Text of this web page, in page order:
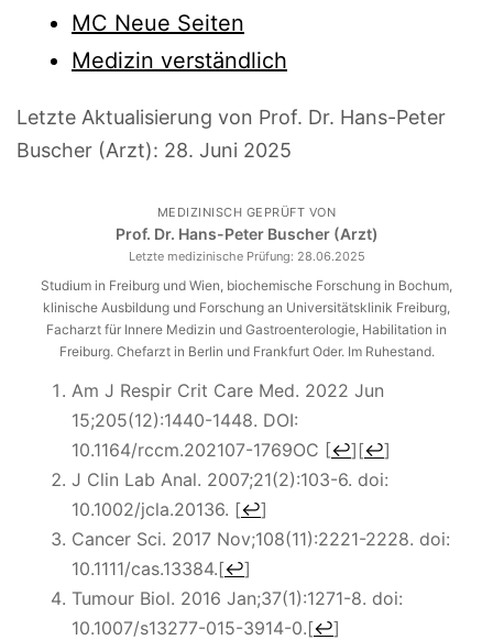
MC Neue Seiten
Medizin verständlich
Letzte Aktualisierung von Prof. Dr. Hans-Peter
Buscher (Arzt): 28. Juni 2025
MEDIZINISCH GEPRÜFT VON
Prof. Dr. Hans-Peter Buscher (Arzt)
Letzte medizinische Prüfung: 28.06.2025
Studium in Freiburg und Wien, biochemische Forschung in Bochum,
klinische Ausbildung und Forschung an Universitätsklinik Freiburg,
Facharzt für Innere Medizin und Gastroenterologie, Habilitation in
Freiburg. Chefarzt in Berlin und Frankfurt Oder. Im Ruhestand.
Am J Respir Crit Care Med. 2022 Jun
15;205(12):1440-1448. DOI:
10.1164/rccm.202107-1769OC [↩] [↩]
J Clin Lab Anal. 2007;21(2):103-6. doi:
10.1002/jcla.20136. [↩]
Cancer Sci. 2017 Nov;108(11):2221-2228. doi:
10.1111/cas.13384.[↩]
Tumour Biol. 2016 Jan;37(1):1271-8. doi:
10.1007/s13277-015-3914-0.[↩]